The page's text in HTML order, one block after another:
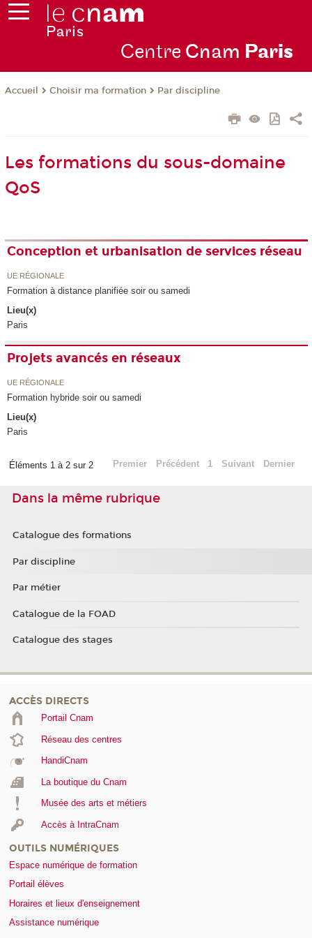
Centre Cnam Paris
Accueil Choisir ma formation Par discipline
Les formations du sous-domaine
QoS
Conception et urbanisation de services réseau
UE RÉGIONALE
Formation à distance planifiée soir ou samedi
Lieu(x)
Paris
Projets avancés en réseaux
UE RÉGIONALE
Formation hybride soir ou samedi
Lieu(x)
Paris
Éléments 1 à 2 sur 2 Premier Précédent 1 Suivant Dernier
Dans la même rubrique
Catalogue des formations
Par discipline
Par métier
Catalogue de la FOAD
Catalogue des stages
ACCÈS DIRECTS
Portail Cnam
Réseau des centres
HandiCnam
La boutique du Cnam
Musée des arts et métiers
Accès à IntraCnam
OUTILS NUMÉRIQUES
Espace numérique de formation
Portail élèves
Horaires et lieux d'enseignement
Assistance numérique